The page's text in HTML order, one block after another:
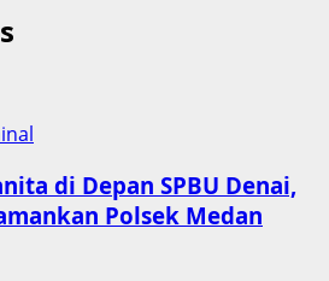
di Depan SPBU Denai,
Polsek Medan